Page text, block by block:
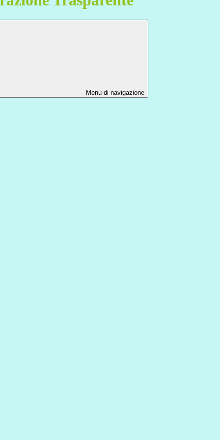
Menu di navigazione